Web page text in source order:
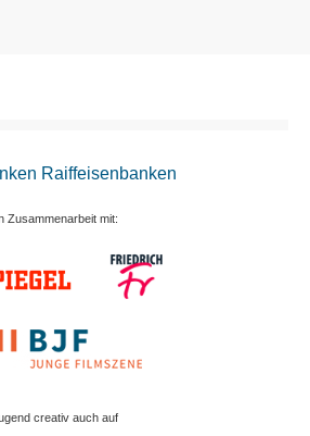
Raiffeisenbanken
Zusammenarbeit mit:
creativ auch auf